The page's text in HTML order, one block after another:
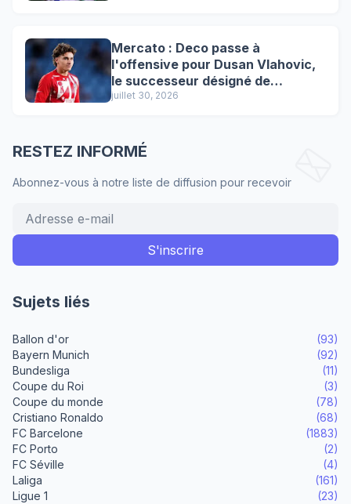
Mercato : Deco passe à
l'offensive pour Dusan Vlahovic,
le successeur désigné de
Lewandowski !
juillet 30, 2026
RESTEZ INFORMÉ
Abonnez-vous à notre liste de diffusion pour recevoir
Sujets liés
Ballon d'or
(93)
Bayern Munich
(92)
Bundesliga
(11)
Coupe du Roi
(3)
Coupe du monde
(78)
Cristiano Ronaldo
(68)
FC Barcelone
(1883)
FC Porto
(2)
FC Séville
(4)
Laliga
(161)
Ligue 1
(23)